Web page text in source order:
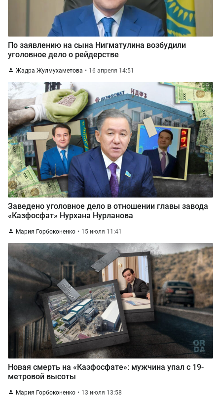
По заявлению на сына Нигматулина возбудили
уголовное дело о рейдерстве
Жадра Жулмухаметова 16 апреля 14:51
Заведено уголовное дело в отношении главы завода
«Казфосфат» Нурхана Нурланова
Мария Горбоконенко 15 июля 11:41
Новая смерть на «Казфосфате»: мужчина упал с 19-
метровой высоты
Мария Горбоконенко 13 июля 13:58